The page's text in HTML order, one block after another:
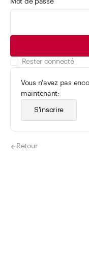
Mot de passe
Rester connecté
Vous n'avez pas
maintenant:
S'inscrire
Retour